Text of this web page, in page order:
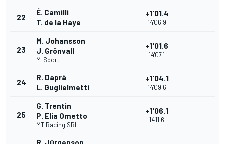
22
É. Camilli
T. de la Haye
+1'01.4
14'06.9
23
M. Johansson
J. Grönvall
M-Sport
+1'01.6
14'07.1
24
R. Daprà
L. Guglielmetti
+1'04.1
14'09.6
25
G. Trentin
P. Elia Ometto
MT Racing SRL
+1'06.1
14'11.6